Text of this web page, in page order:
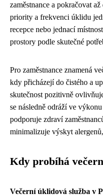
zaměstnance a pokračovat
priority a frekvenci úklidu
recepce nebo jednací
prostory podle skutečné
Pro zaměstnance znamená
kdy přicházejí do čistého a
skutečnost pozitivně
se následně odráží ve
podporuje zdraví
minimalizuje výskyt
Kdy probíhá
Večerní úklidová služba v